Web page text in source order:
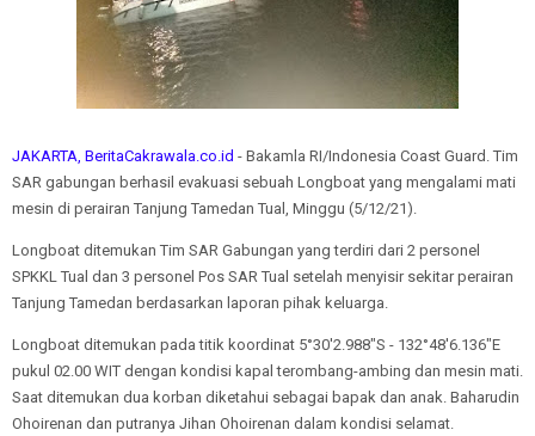
JAKARTA, BeritaCakrawala.co.id - Bakamla RI/Indonesia Coast Guard. Tim
SAR gabungan berhasil evakuasi sebuah Longboat yang mengalami mati
mesin di perairan Tanjung Tamedan Tual, Minggu (5/12/21).
Longboat ditemukan Tim SAR Gabungan yang terdiri dari 2 personel
SPKKL Tual dan 3 personel Pos SAR Tual setelah menyisir sekitar perairan
Tanjung Tamedan berdasarkan laporan pihak keluarga.
Longboat ditemukan pada titik koordinat 5°30'2.988"S - 132°48'6.136"E
pukul 02.00 WIT dengan kondisi kapal terombang-ambing dan mesin mati.
Saat ditemukan dua korban diketahui sebagai bapak dan anak. Baharudin
Ohoirenan dan putranya Jihan Ohoirenan dalam kondisi selamat.